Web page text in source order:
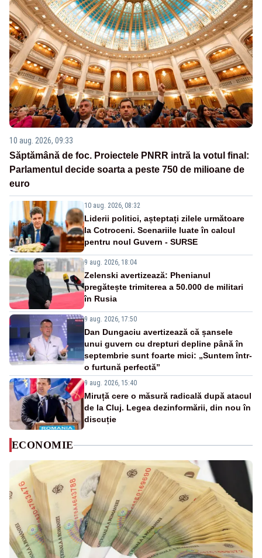
10 aug. 2026, 09:33
Săptămână de foc. Proiectele PNRR intră la votul final:
Parlamentul decide soarta a peste 750 de milioane de
euro
10 aug. 2026, 08:32
Liderii politici, așteptați zilele următoare
la Cotroceni. Scenariile luate în calcul
pentru noul Guvern - SURSE
9 aug. 2026, 18:04
Zelenski avertizează: Phenianul
pregătește trimiterea a 50.000 de militari
în Rusia
9 aug. 2026, 17:50
Dan Dungaciu avertizează că șansele
unui guvern cu drepturi depline până în
septembrie sunt foarte mici: „Suntem într-
o furtună perfectă”
9 aug. 2026, 15:40
Miruță cere o măsură radicală după atacul
de la Cluj. Legea dezinformării, din nou în
discuție
ECONOMIE